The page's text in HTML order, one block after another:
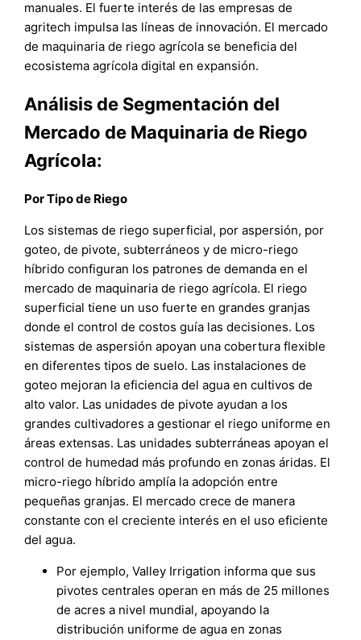
manuales. El fuerte interés de las empresas de
agritech impulsa las líneas de innovación. El mercado
de maquinaria de riego agrícola se beneficia del
ecosistema agrícola digital en expansión.
Análisis de Segmentación del
Mercado de Maquinaria de Riego
Agrícola:
Por Tipo de Riego
Los sistemas de riego superficial, por aspersión, por
goteo, de pivote, subterráneos y de micro-riego
híbrido configuran los patrones de demanda en el
mercado de maquinaria de riego agrícola. El riego
superficial tiene un uso fuerte en grandes granjas
donde el control de costos guía las decisiones. Los
sistemas de aspersión apoyan una cobertura flexible
en diferentes tipos de suelo. Las instalaciones de
goteo mejoran la eficiencia del agua en cultivos de
alto valor. Las unidades de pivote ayudan a los
grandes cultivadores a gestionar el riego uniforme en
áreas extensas. Las unidades subterráneas apoyan el
control de humedad más profundo en zonas áridas. El
micro-riego híbrido amplía la adopción entre
pequeñas granjas. El mercado crece de manera
constante con el creciente interés en el uso eficiente
del agua.
Por ejemplo, Valley Irrigation informa que sus
pivotes centrales operan en más de 25 millones
de acres a nivel mundial, apoyando la
distribución uniforme de agua en zonas